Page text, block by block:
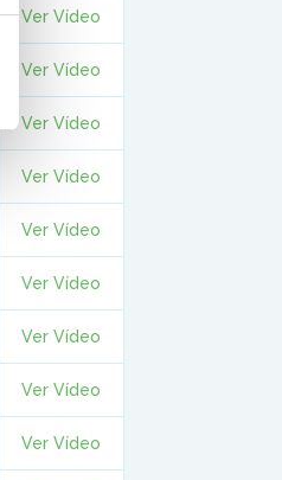
Ver Vídeo
Ver Vídeo
Ver Vídeo
Ver Vídeo
Ver Vídeo
Ver Vídeo
Ver Vídeo
Ver Vídeo
Ver Vídeo